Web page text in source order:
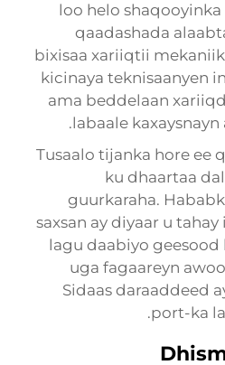
loo helo
qaadashada
bixisaa xariiqtii
kicinaya teknisaanyen
ama beddelaan
labaale
Tusaalo tijanka hore ee
ku dhaartaa
guurkaraha.
saxsan ay diyaar u
lagu daabiyo geesood
uga fagaareyn
Sidaas daraaddeed
port-ka